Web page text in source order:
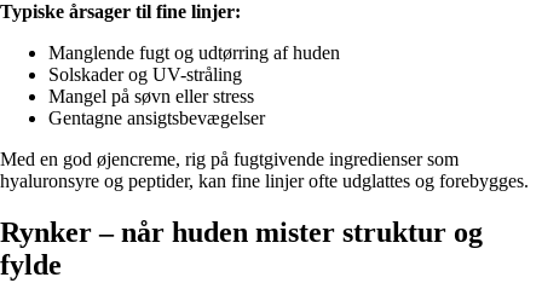
Typiske årsager til fine linjer:
Manglende fugt og udtørring af huden
Solskader og UV-stråling
Mangel på søvn eller stress
Gentagne ansigtsbevægelser
Med en god øjencreme, rig på fugtgivende ingredienser som
hyaluronsyre og peptider, kan fine linjer ofte udglattes og forebygges.
Rynker – når huden mister struktur og
fylde